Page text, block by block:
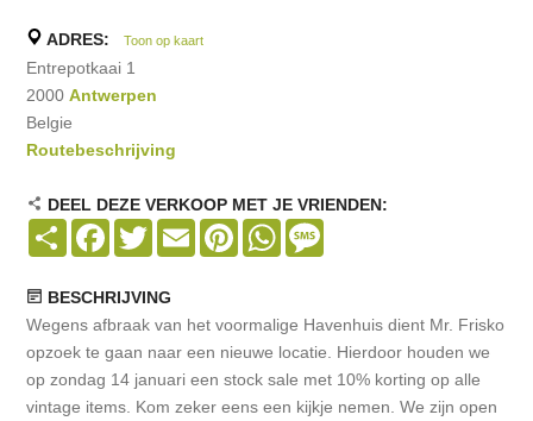
ADRES: Toon op kaart
Entrepotkaai 1
2000Antwerpen
Belgie
Routebeschrijving
DEEL DEZE VERKOOP MET JE VRIENDEN:
Share Facebook
TwitterEmail PinterestWhatsApp
BESCHRIJVING
Wegens afbraak van het voormalige Havenhuis dient Mr. Frisko
opzoek te gaan naar een nieuwe locatie. Hierdoor houden we
op zondag 14 januari een stock sale met 10% korting op alle
vintage items. Kom zeker eens een kijkje nemen. We zijn open